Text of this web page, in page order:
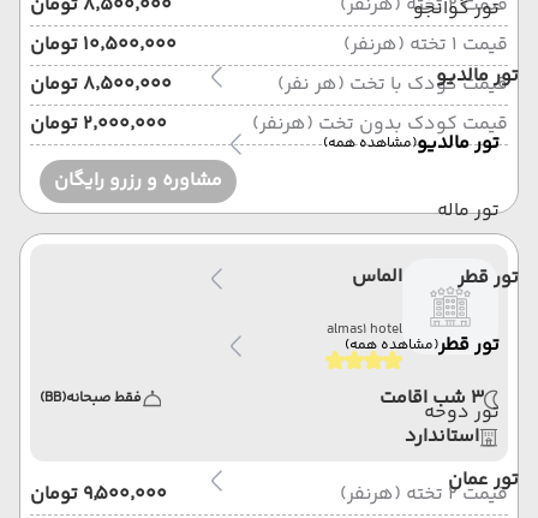
تور گوانجو
تور مالدیو
تور مالدیو(مشاهده همه)
تور ماله
تور قطر
تور قطر(مشاهده همه)
تور دوحه
تور عمان
قیمت 1 تخته (هرنفر)
۱۰٬۵۰۰٬۰۰۰ تومان
قیمت کودک با تخت (هر نفر)
۸٬۵۰۰٬۰۰۰ تومان
قیمت کودک بدون تخت (هرنفر)
۲٬۰۰۰٬۰۰۰ تومان
مشاوره و رزرو رایگان
الماس
almas1 hotel
3 شب اقامت فقط صبحانه(BB)
استاندارد
قیمت 2 تخته (هرنفر)
۹٬۵۰۰٬۰۰۰ تومان